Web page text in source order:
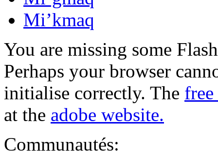
Mi’kmaq
You are missing some
Perhaps your browser
initialise correctly. The
at the adobe website.
Communautés: